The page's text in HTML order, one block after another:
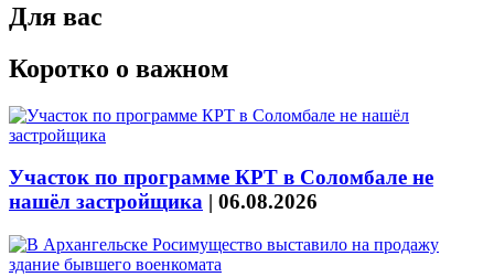
Для вас
Коротко о важном
Участок по программе КРТ в Соломбале не
нашёл застройщика | 06.08.2026